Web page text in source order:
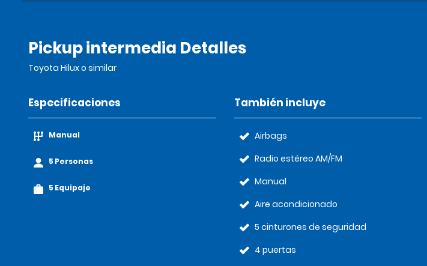
Pickup intermedia Detalles
Toyota Hilux o similar
Especificaciones
Manual
5 Personas
5 Equipaje
También incluye
Airbags
Radio estéreo AM/FM
Manual
Aire acondicionado
5 cinturones de seguridad
4 puertas